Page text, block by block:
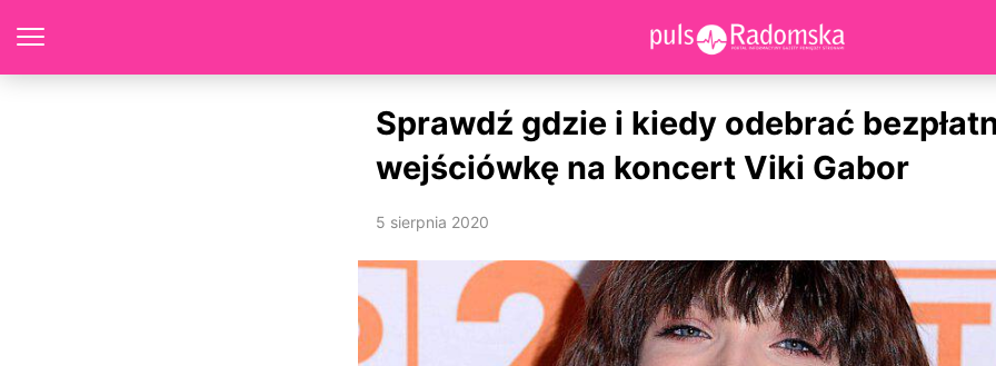
Sprawdź gdzie i kiedy odebrać
wejściówkę na koncert Viki Gabor
5 sierpnia 2020